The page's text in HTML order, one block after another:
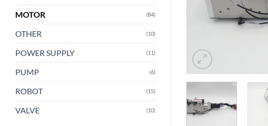
MOTOR (84)
OTHER (10)
POWER SUPPLY (11)
PUMP (6)
ROBOT (15)
VALVE (10)